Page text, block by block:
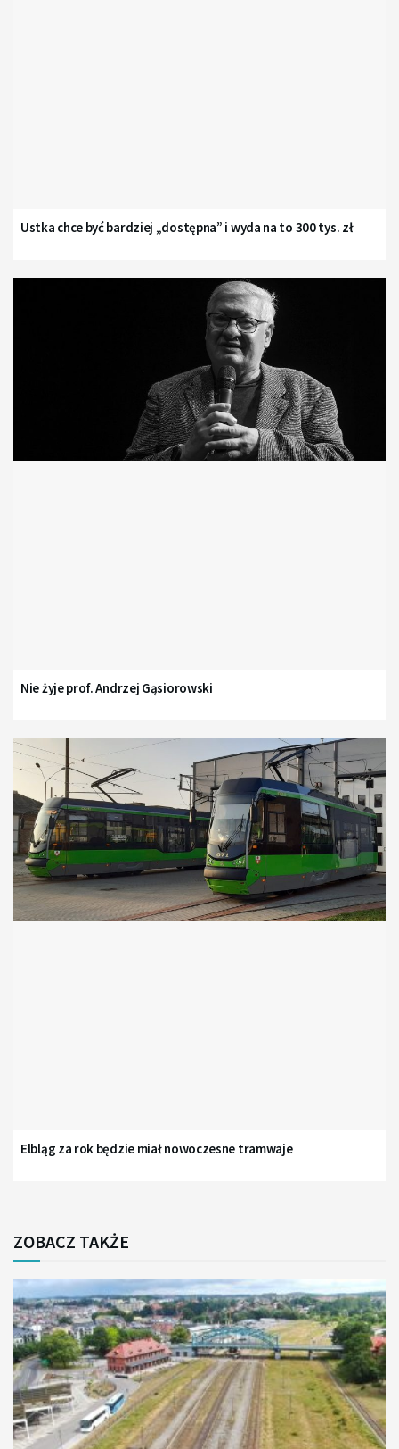
Ustka chce być bardziej „dostępna” i wyda na to 300 tys. zł
Nie żyje prof. Andrzej Gąsiorowski
Elbląg za rok będzie miał nowoczesne tramwaje
ZOBACZ TAKŻE